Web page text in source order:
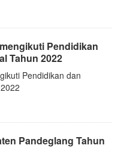
Pendidikan
Tahun 2022
Pendidikan dan
Pandeglang Tahun